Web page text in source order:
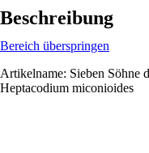
Beschreibung
Bereich überspringen
Artikelname: Sieben Söhne
Heptacodium miconioides